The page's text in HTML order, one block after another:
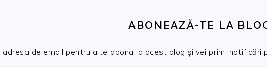
ABONEAZĂ-TE LA
adresa de email pentru a te abona la acest blog și vei primi notificări